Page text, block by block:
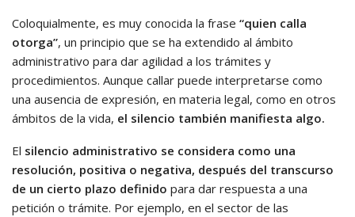
Coloquialmente, es muy conocida la frase “quien calla
otorga”, un principio que se ha extendido al ámbito
administrativo para dar agilidad a los trámites y
procedimientos. Aunque callar puede interpretarse como
una ausencia de expresión, en materia legal, como en otros
ámbitos de la vida, el silencio también manifiesta algo.
El silencio administrativo se considera como una
resolución, positiva o negativa, después del transcurso
de un cierto plazo definido para dar respuesta a una
petición o trámite. Por ejemplo, en el sector de las